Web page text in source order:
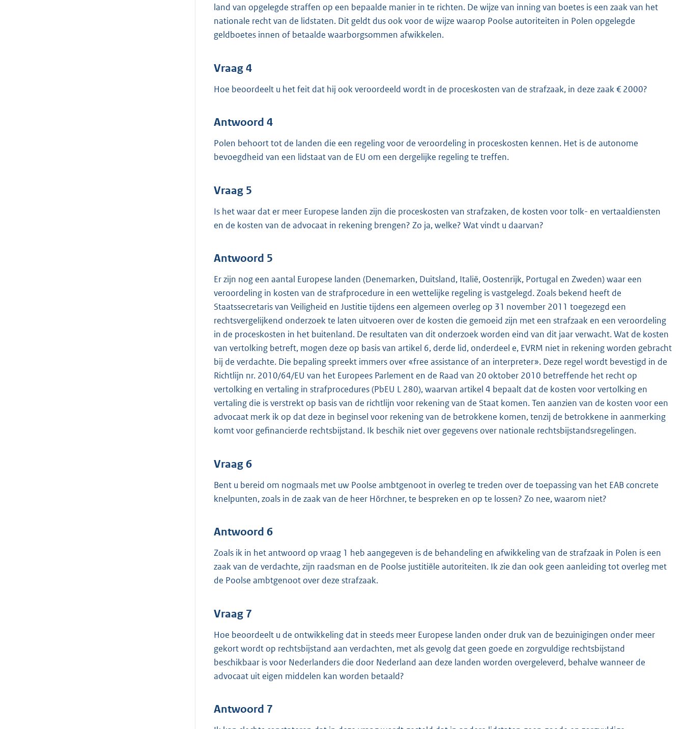
land van opgelegde straffen op een bepaalde manier in te richten. De wijze van inning van boetes is een zaak van het
nationale recht van de lidstaten. Dit geldt dus ook voor de wijze waarop Poolse autoriteiten in Polen opgelegde
geldboetes innen of betaalde waarborgsommen afwikkelen.
Vraag 4
Hoe beoordeelt u het feit dat hij ook veroordeeld wordt in de proceskosten van de strafzaak, in deze zaak € 2000?
Antwoord 4
Polen behoort tot de landen die een regeling voor de veroordeling in proceskosten kennen. Het is de autonome
bevoegdheid van een lidstaat van de EU om een dergelijke regeling te treffen.
Vraag 5
Is het waar dat er meer Europese landen zijn die proceskosten van strafzaken, de kosten voor tolk- en vertaaldiensten
en de kosten van de advocaat in rekening brengen? Zo ja, welke? Wat vindt u daarvan?
Antwoord 5
Er zijn nog een aantal Europese landen (Denemarken, Duitsland, Italië, Oostenrijk, Portugal en Zweden) waar een
veroordeling in kosten van de strafprocedure in een wettelijke regeling is vastgelegd. Zoals bekend heeft de
Staatssecretaris van Veiligheid en Justitie tijdens een algemeen overleg op 31 november 2011 toegezegd een
rechtsvergelijkend onderzoek te laten uitvoeren over de kosten die gemoeid zijn met een strafzaak en een veroordeling
in de proceskosten in het buitenland. De resultaten van dit onderzoek worden eind van dit jaar verwacht. Wat de kosten
van vertolking betreft, mogen deze op basis van artikel 6, derde lid, onderdeel e, EVRM niet in rekening worden gebracht
bij de verdachte. Die bepaling spreekt immers over «free assistance of an interpreter». Deze regel wordt bevestigd in de
Richtlijn nr. 2010/64/EU van het Europees Parlement en de Raad van 20 oktober 2010 betreffende het recht op
vertolking en vertaling in strafprocedures (PbEU L 280), waarvan artikel 4 bepaalt dat de kosten voor vertolking en
vertaling die is verstrekt op basis van de richtlijn voor rekening van de Staat komen. Ten aanzien van de kosten voor een
advocaat merk ik op dat deze in beginsel voor rekening van de betrokkene komen, tenzij de betrokkene in aanmerking
komt voor gefinancierde rechtsbijstand. Ik beschik niet over gegevens over nationale rechtsbijstandsregelingen.
Vraag 6
Bent u bereid om nogmaals met uw Poolse ambtgenoot in overleg te treden over de toepassing van het EAB concrete
knelpunten, zoals in de zaak van de heer Hörchner, te bespreken en op te lossen? Zo nee, waarom niet?
Antwoord 6
Zoals ik in het antwoord op vraag 1 heb aangegeven is de behandeling en afwikkeling van de strafzaak in Polen is een
zaak van de verdachte, zijn raadsman en de Poolse justitiële autoriteiten. Ik zie dan ook geen aanleiding tot overleg met
de Poolse ambtgenoot over deze strafzaak.
Vraag 7
Hoe beoordeelt u de ontwikkeling dat in steeds meer Europese landen onder druk van de bezuinigingen onder meer
gekort wordt op rechtsbijstand aan verdachten, met als gevolg dat geen goede en zorgvuldige rechtsbijstand
beschikbaar is voor Nederlanders die door Nederland aan deze landen worden overgeleverd, behalve wanneer de
advocaat uit eigen middelen kan worden betaald?
Antwoord 7